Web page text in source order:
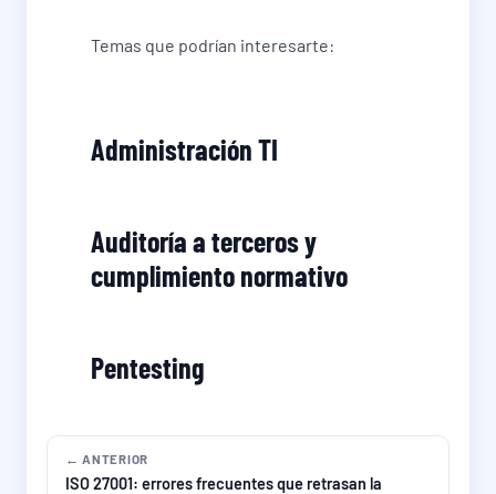
Temas que podrían interesarte:
Administración TI
Auditoría a terceros y
cumplimiento normativo
Pentesting
← ANTERIOR
ISO 27001: errores frecuentes que retrasan la